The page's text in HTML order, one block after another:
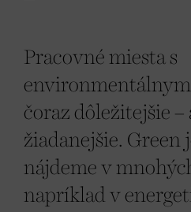
Pracovné miesta s
environmentálnym
čoraz dôležitejšie –
žiadanejšie. Green
nájdeme v
napríklad v